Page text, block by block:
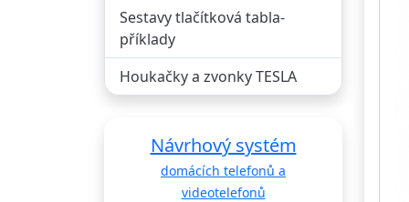
Sestavy tlačítková tabla-
příklady
Houkačky a zvonky TESLA
Návrhový systém
domácích telefonů a
videotelefonů